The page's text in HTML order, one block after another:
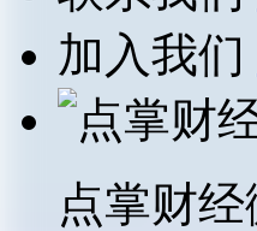
加入我们
点掌财